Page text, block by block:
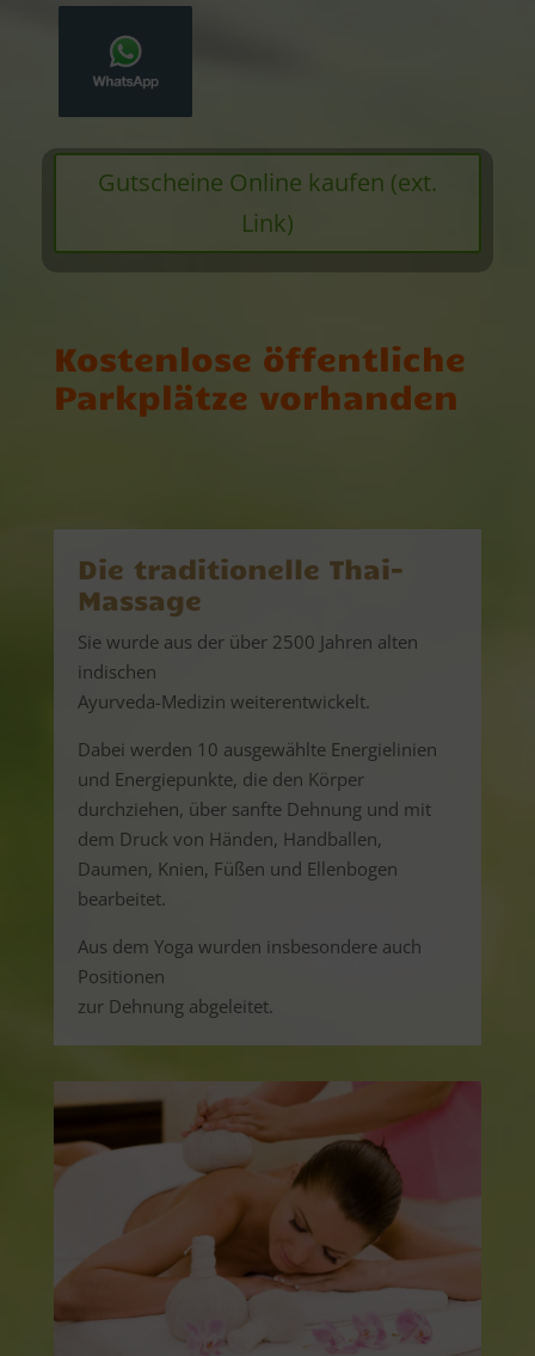
W
Gutscheine Online kaufen (ext.
Link)
Kostenlose öffentliche
Parkplätze vorhanden
Die traditionelle Thai-
Massage
Sie wurde aus der über 2500 Jahren alten
indischen
Ayurveda-Medizin weiterentwickelt.
Dabei werden 10 ausgewählte Energielinien
und Energiepunkte, die den Körper
durchziehen, über sanfte Dehnung und mit
dem Druck von Händen, Handballen,
Daumen, Knien, Füßen und Ellenbogen
bearbeitet.
Aus dem Yoga wurden insbesondere auch
Positionen
zur Dehnung abgeleitet.